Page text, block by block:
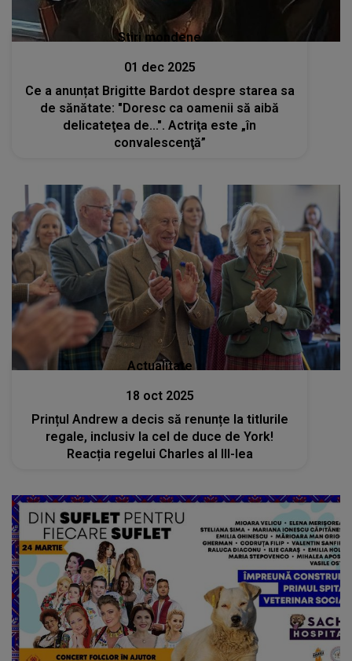
Stiri mondene
01 dec 2025
Ce a anunțat Brigitte Bardot despre starea sa
de sănătate: "Doresc ca oamenii să aibă
delicateţea de...". Actriţa este „în
convalescenţă”
Actualitate
18 oct 2025
Prințul Andrew a decis să renunțe la titlurile
regale, inclusiv la cel de duce de York!
Reacția regelui Charles al III-lea